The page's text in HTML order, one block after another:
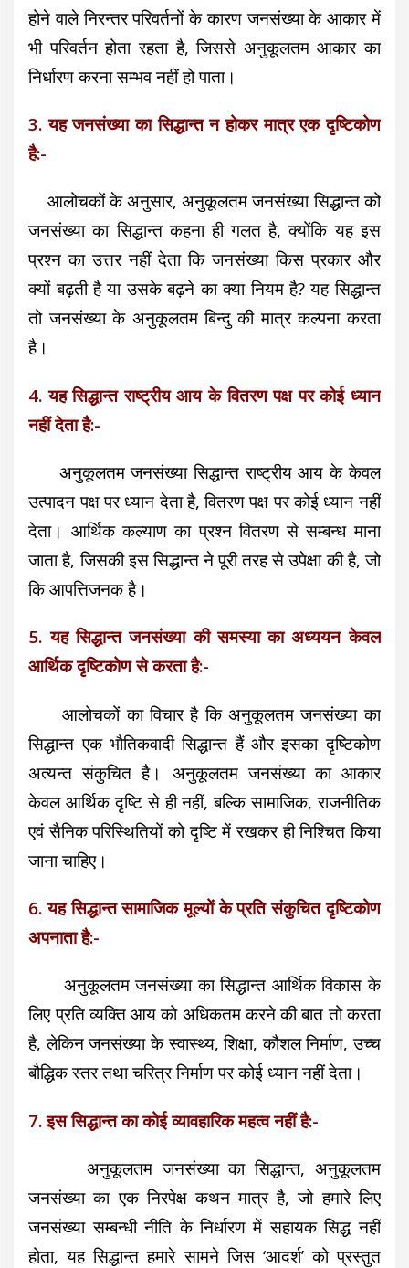
होने वाले निरन्तर परिवर्तनों के कारण जनसंख्या के आकार में
भी परिवर्तन होता रहता है, जिससे अनुकूलतम आकार का
निर्धारण करना सम्भव नहीं हो पाता।
3. यह जनसंख्या का सिद्धान्त न होकर मात्र एक दृष्टिकोण
है:-
आलोचकों के अनुसार, अनुकूलतम जनसंख्या सिद्धान्त को
जनसंख्या का सिद्धान्त कहना ही गलत है, क्योंकि यह इस
प्रश्न का उत्तर नहीं देता कि जनसंख्या किस प्रकार और
क्यों बढ़ती है या उसके बढ़ने का क्या नियम है? यह सिद्धान्त
तो जनसंख्या के अनुकूलतम बिन्दु की मात्र कल्पना करता
है।
4. यह सिद्धान्त राष्ट्रीय आय के वितरण पक्ष पर कोई ध्यान
नहीं देता है:-
अनुकूलतम जनसंख्या सिद्धान्त राष्ट्रीय आय के केवल
उत्पादन पक्ष पर ध्यान देता है, वितरण पक्ष पर कोई ध्यान नहीं
देता। आर्थिक कल्याण का प्रश्न वितरण से सम्बन्ध माना
जाता है, जिसकी इस सिद्धान्त ने पूरी तरह से उपेक्षा की है, जो
कि आपत्तिजनक है।
5. यह सिद्धान्त जनसंख्या की समस्या का अध्ययन केवल
आर्थिक दृष्टिकोण से करता है:-
आलोचकों का विचार है कि अनुकूलतम जनसंख्या का
सिद्धान्त एक भौतिकवादी सिद्धान्त हैं और इसका दृष्टिकोण
अत्यन्त संकुचित है। अनुकूलतम जनसंख्या का आकार
केवल आर्थिक दृष्टि से ही नहीं, बल्कि सामाजिक, राजनीतिक
एवं सैनिक परिस्थितियों को दृष्टि में रखकर ही निश्चित किया
जाना चाहिए।
6. यह सिद्धान्त सामाजिक मूल्यों के प्रति संकुचित दृष्टिकोण
अपनाता है:-
अनुकूलतम जनसंख्या का सिद्धान्त आर्थिक विकास के
लिए प्रति व्यक्ति आय को अधिकतम करने की बात तो करता
है, लेकिन जनसंख्या के स्वास्थ्य, शिक्षा, कौशल निर्माण, उच्च
बौद्धिक स्तर तथा चरित्र निर्माण पर कोई ध्यान नहीं देता।
7. इस सिद्धान्त का कोई व्यावहारिक महत्व नहीं है:-
अनुकूलतम जनसंख्या का सिद्धान्त, अनुकूलतम
जनसंख्या का एक निरपेक्ष कथन मात्र है, जो हमारे लिए
जनसंख्या सम्बन्धी नीति के निर्धारण में सहायक सिद्ध नहीं
होता, यह सिद्धान्त हमारे सामने जिस ‘आदर्श’ को प्रस्तुत